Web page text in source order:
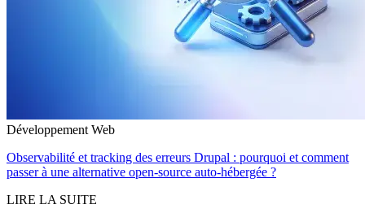
Développement Web
Observabilité et tracking des erreurs Drupal : pourquoi et comment
passer à une alternative open-source auto-hébergée ?
LIRE LA SUITE